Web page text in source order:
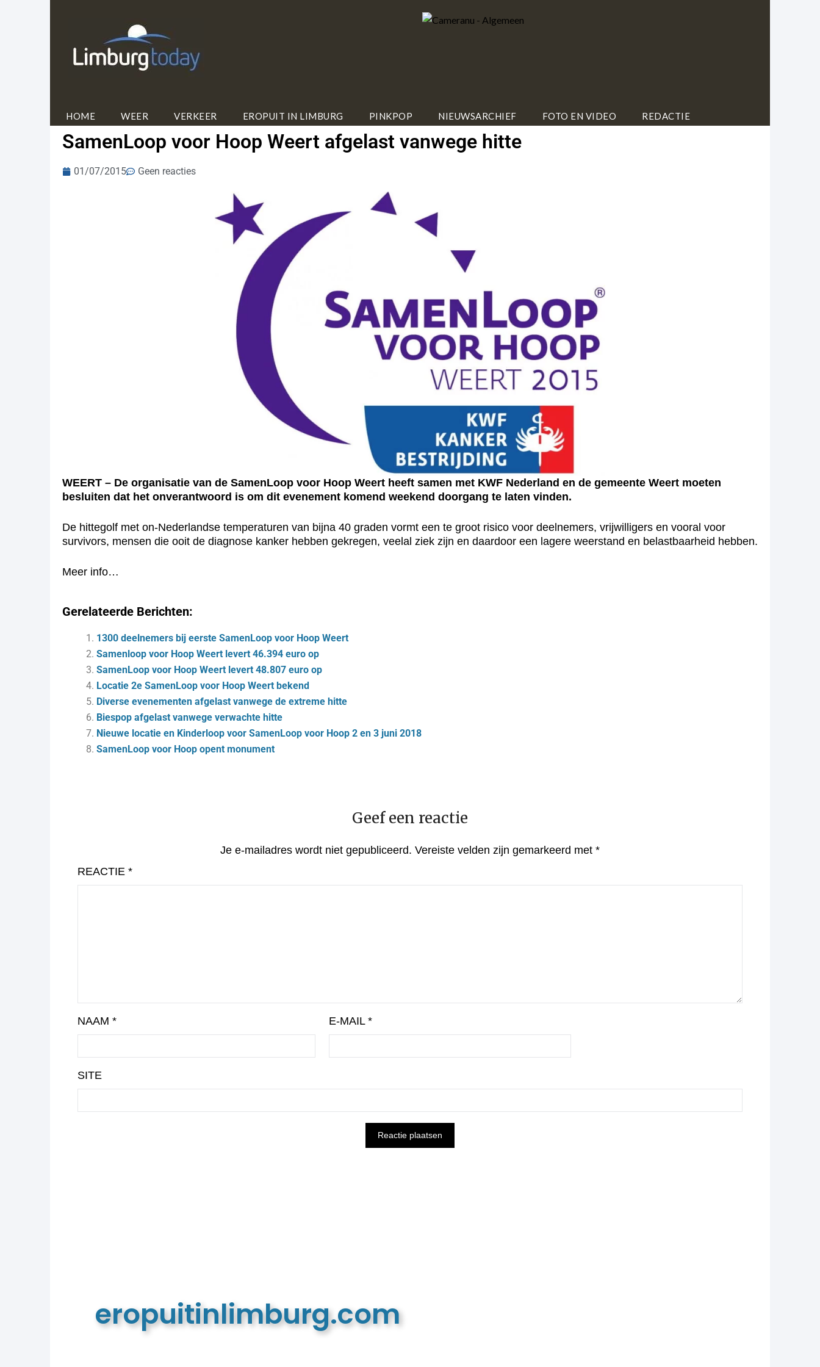
HOME WEER VERKEER EROPUIT IN LIMBURG PINKPOP NIEUWSARCHIEF FOTO EN VIDEO REDACTIE
SamenLoop voor Hoop Weert afgelast vanwege hitte
01/07/2015 Geen reacties
WEERT – De organisatie van de SamenLoop voor Hoop Weert heeft samen met KWF Nederland en de gemeente Weert moeten
besluiten dat het onverantwoord is om dit evenement komend weekend doorgang te laten vinden.
De hittegolf met on-Nederlandse temperaturen van bijna 40 graden vormt een te groot risico voor deelnemers, vrijwilligers en vooral voor
survivors, mensen die ooit de diagnose kanker hebben gekregen, veelal ziek zijn en daardoor een lagere weerstand en belastbaarheid hebben.
Meer info…
Gerelateerde Berichten:
1300 deelnemers bij eerste SamenLoop voor Hoop Weert
Samenloop voor Hoop Weert levert 46.394 euro op
SamenLoop voor Hoop Weert levert 48.807 euro op
Locatie 2e SamenLoop voor Hoop Weert bekend
Diverse evenementen afgelast vanwege de extreme hitte
Biespop afgelast vanwege verwachte hitte
Nieuwe locatie en Kinderloop voor SamenLoop voor Hoop 2 en 3 juni 2018
SamenLoop voor Hoop opent monument
Geef een reactie
Je e-mailadres wordt niet gepubliceerd. Vereiste velden zijn gemarkeerd met *
REACTIE *
NAAM * E-MAIL *
SITE
eropuitinlimburg.com